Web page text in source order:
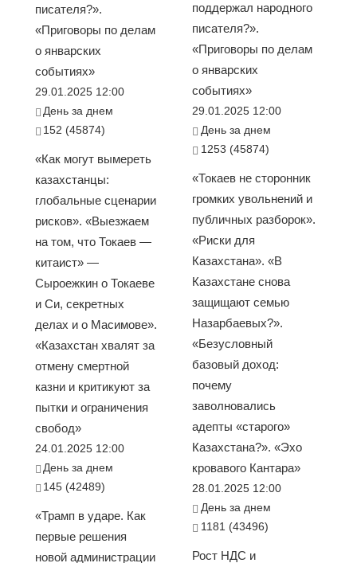
писателя?».
«Приговоры по делам
о январских
событиях»
29.01.2025 12:00
День за днем
152 (45874)
«Как могут вымереть
казахстанцы:
глобальные сценарии
рисков». «Выезжаем
на том, что Токаев —
китаист» —
Сыроежкин о Токаеве
и Си, секретных
делах и о Масимове».
«Казахстан хвалят за
отмену смертной
казни и критикуют за
пытки и ограничения
свобод»
24.01.2025 12:00
День за днем
145 (42489)
«Трамп в ударе. Как
первые решения
новой администрации
поддержал народного
писателя?».
«Приговоры по делам
о январских
событиях»
29.01.2025 12:00
День за днем
1253 (45874)
«Токаев не сторонник
громких увольнений и
публичных разборок».
«Риски для
Казахстана». «В
Казахстане снова
защищают семью
Назарбаевых?».
«Безусловный
базовый доход:
почему
заволновались
адепты «старого»
Казахстана?». «Эхо
кровавого Кантара»
28.01.2025 12:00
День за днем
1181 (43496)
Рост НДС и